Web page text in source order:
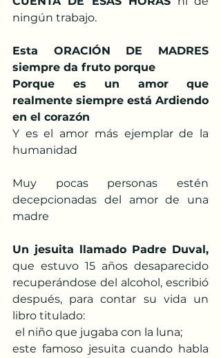
ningún trabajo.
Esta ORACIÓN DE MADRES
siempre da fruto porque
Porque es un amor que
realmente siempre está Ardiendo
en el corazón
Y es el amor más ejemplar de la
humanidad
Muy pocas personas estén
decepcionadas del amor de una
madre
Un jesuita llamado Padre Duval,
que estuvo 15 años desaparecido
recuperándose del alcohol, escribió
después, para contar su vida un
libro titulado:
el niño que jugaba con la luna;
este famoso jesuita cuando habla